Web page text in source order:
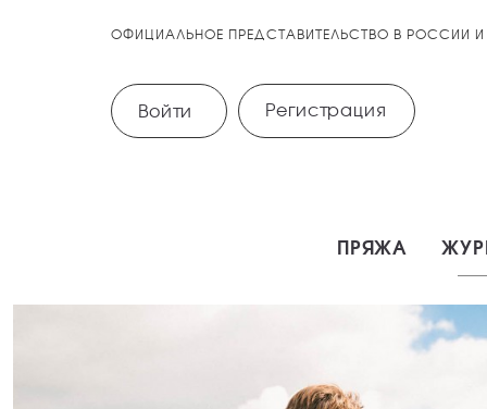
ОФИЦИАЛЬНОЕ ПРЕДСТАВИТЕЛЬСТВО В РОССИИ
Войти Регистрация
ПРЯЖА